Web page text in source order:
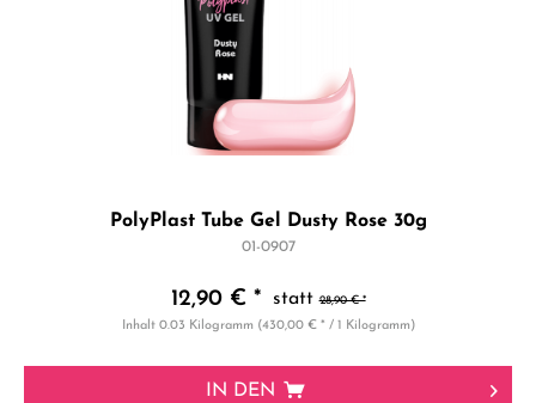
PolyPlast Tube Gel Dusty Rose 30g
01-0907
12,90 € *
28,90 € *
Inhalt 0.03 Kilogramm (430,00 € * / 1 Kilogramm)
IN DEN